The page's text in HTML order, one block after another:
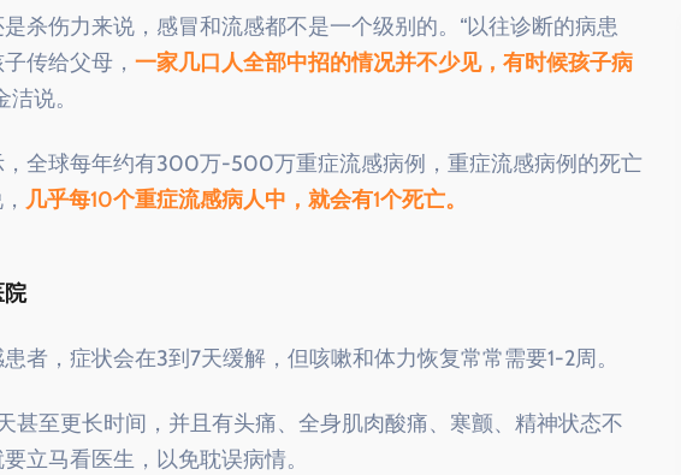
杀伤力来说，感冒和流感都不是一个级别的。“以往诊断的病患
传给父母， 一家几口人全部中招的情况并不少见，有时候孩子病
洁说。
全球每年约有300万-500万重症流感病例，重症流感病例的死亡
几乎每10个重症流感病人中，就会有1个死亡。
院
者，症状会在3到7天缓解，但咳嗽和体力恢复常常需要1-2周。
甚至更长时间，并且有头痛、全身肌肉酸痛、寒颤、精神状态不
立马看医生，以免耽误病情。